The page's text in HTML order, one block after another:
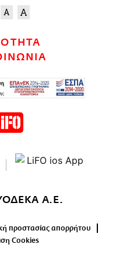
Α.Ε.
προστασίας απορρήτου
Cookies